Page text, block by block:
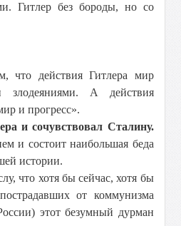
Гитлер без бороды, но со
что действия Гитлера мир
злодеяниями. А действия
и прогресс».
и сочувствовал Сталину.
и состоит наибольшая беда
истории.
что хотя бы сейчас, хотя бы
от коммунизма
этот безумный дурман